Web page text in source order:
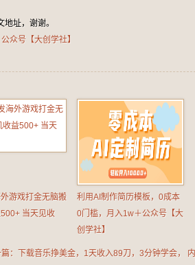
址，谢谢。
众号【大创学社】
游戏打金无脑搬
当天见收
利用AI制作简历模板，0成本
0门槛，月入1w＋公众号【大
创学社】
篇：下载音乐挣美金，1天收入89刀，3分钟学会， 内